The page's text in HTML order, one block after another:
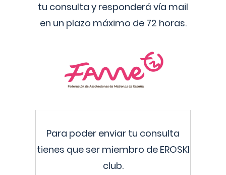
tu consulta y responderá vía mail
en un plazo máximo de 72 horas.
Para poder enviar tu consulta
tienes que ser miembro de EROSKI
club.